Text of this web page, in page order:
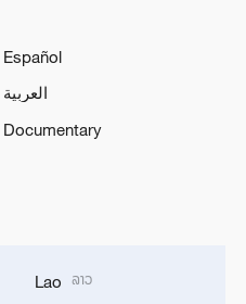
Español
العربية
Documentary
Lao ລາວ